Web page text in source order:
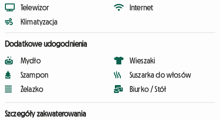
Telewizor
Klimatyzacja
Internet
Dodatkowe udogodnienia
Mydło
Szampon
Żelazko
Wieszaki
Suszarka do włosów
Biurko / Stół
Szczegóły zakwaterowania